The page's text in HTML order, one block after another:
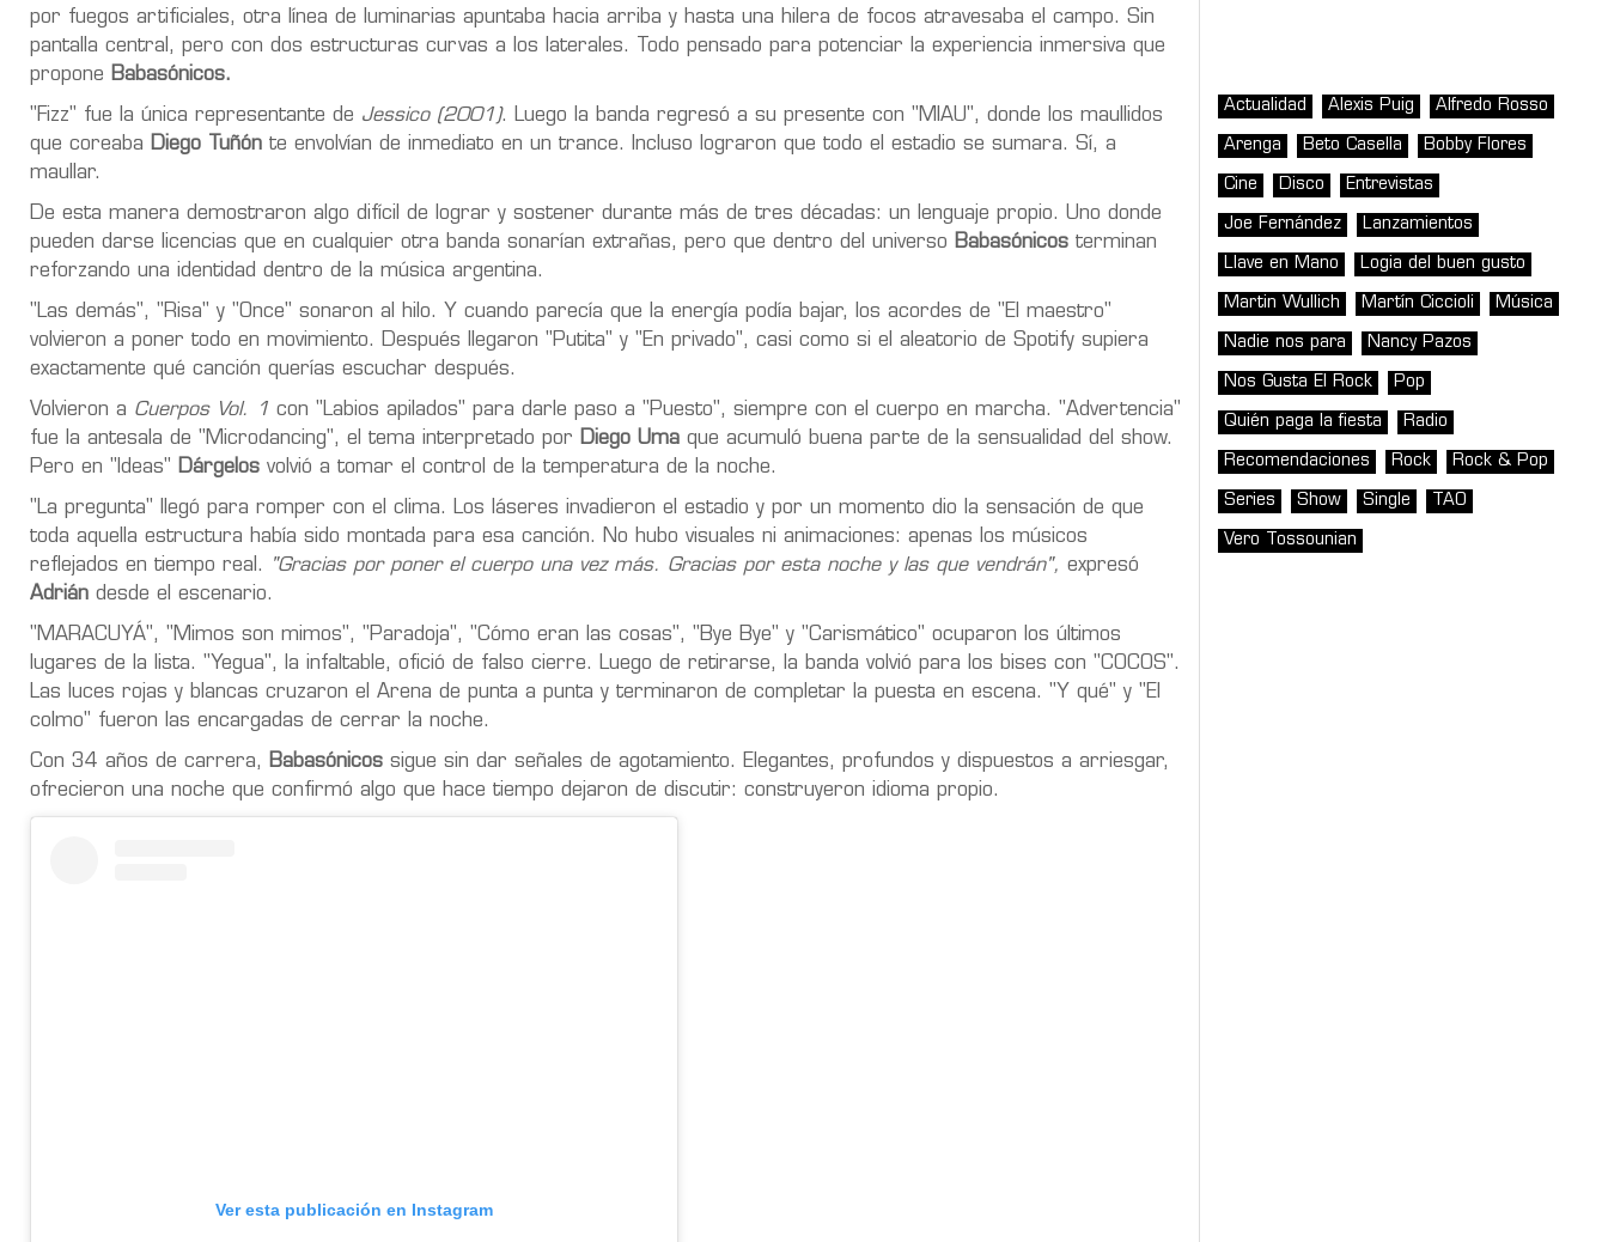
por fuegos artificiales, otra línea de luminarias apuntaba hacia arriba y hasta una hilera de focos atravesaba el campo. Sin
pantalla central, pero con dos estructuras curvas a los laterales. Todo pensado para potenciar la experiencia inmersiva que
propone Babasónicos.
"Fizz" fue la única representante de Jessico (2001). Luego la banda regresó a su presente con "MIAU", donde los maullidos
que coreaba Diego Tuñón te envolvían de inmediato en un trance. Incluso lograron que todo el estadio se sumara. Sí, a
maullar.
De esta manera demostraron algo difícil de lograr y sostener durante más de tres décadas: un lenguaje propio. Uno donde
pueden darse licencias que en cualquier otra banda sonarían extrañas, pero que dentro del universo Babasónicos terminan
reforzando una identidad dentro de la música argentina.
"Las demás", "Risa" y "Once" sonaron al hilo. Y cuando parecía que la energía podía bajar, los acordes de "El maestro"
volvieron a poner todo en movimiento. Después llegaron "Putita" y "En privado", casi como si el aleatorio de Spotify supiera
exactamente qué canción querías escuchar después.
Volvieron a Cuerpos Vol. 1 con "Labios apilados" para darle paso a "Puesto", siempre con el cuerpo en marcha. "Advertencia"
fue la antesala de "Microdancing", el tema interpretado por Diego Uma que acumuló buena parte de la sensualidad del show.
Pero en "Ideas" Dárgelos volvió a tomar el control de la temperatura de la noche.
"La pregunta" llegó para romper con el clima. Los láseres invadieron el estadio y por un momento dio la sensación de que
toda aquella estructura había sido montada para esa canción. No hubo visuales ni animaciones: apenas los músicos
reflejados en tiempo real.
"Gracias por poner el cuerpo una vez más. Gracias por esta noche y las que vendrán", expresó
Adrián desde el escenario.
"MARACUYÁ", "Mimos son mimos", "Paradoja", "Cómo eran las cosas", "Bye Bye" y "Carismático" ocuparon los últimos
lugares de la lista. "Yegua", la infaltable, ofició de falso cierre. Luego de retirarse, la banda volvió para los bises con "COCOS".
Las luces rojas y blancas cruzaron el Arena de punta a punta y terminaron de completar la puesta en escena. "Y qué" y "El
colmo" fueron las encargadas de cerrar la noche.
Con 34 años de carrera, Babasónicos sigue sin dar señales de agotamiento. Elegantes, profundos y dispuestos a arriesgar,
ofrecieron una noche que confirmó algo que hace tiempo dejaron de discutir: construyeron idioma propio.
Ver esta publicación en Instagram
Actualidad Alexis Puig Alfredo Rosso
Arenga Beto Casella Bobby Flores
Cine Disco Entrevistas
Joe Fernández Lanzamientos
Llave en Mano Logia del buen gusto
Martin Wullich Martín Ciccioli Música
Nadie nos para Nancy Pazos
Nos Gusta El Rock Pop
Quién paga la fiesta Radio
Recomendaciones Rock Rock & Pop
Series Show Single TAO
Vero Tossounian